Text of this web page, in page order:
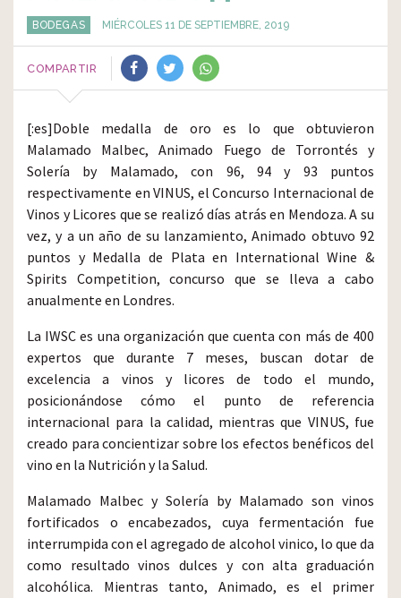
BODEGAS MIÉRCOLES 11 DE SEPTIEMBRE, 2019
COMPARTIR
[:es]Doble medalla de oro es lo que obtuvieron
Malamado Malbec, Animado Fuego de Torrontés y
Solería by Malamado, con 96, 94 y 93 puntos
respectivamente en VINUS, el Concurso Internacional de
Vinos y Licores que se realizó días atrás en Mendoza. A su
vez, y a un año de su lanzamiento, Animado obtuvo 92
puntos y Medalla de Plata en International Wine &
Spirits Competition, concurso que se lleva a cabo
anualmente en Londres.
La IWSC es una organización que cuenta con más de 400
expertos que durante 7 meses, buscan dotar de
excelencia a vinos y licores de todo el mundo,
posicionándose cómo el punto de referencia
internacional para la calidad, mientras que VINUS, fue
creado para concientizar sobre los efectos benéficos del
vino en la Nutrición y la Salud.
Malamado Malbec y Solería by Malamado son vinos
fortificados o encabezados, cuya fermentación fue
interrumpida con el agregado de alcohol vinico, lo que da
como resultado vinos dulces y con alta graduación
alcohólica. Mientras tanto, Animado, es el primer